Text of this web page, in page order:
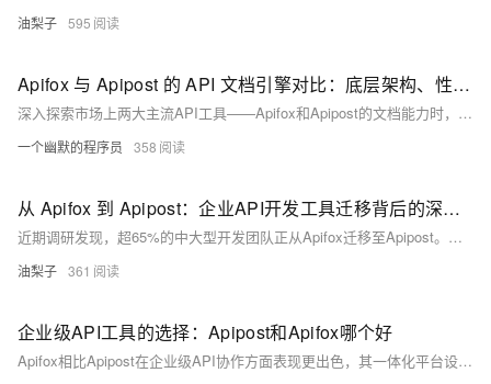
油梨子 595
Apifox 与 Apipost 的 API 文档引擎对比：底层架构、性能与可扩展性分析
深入探索市场上两大主流API工具——Apifox和Apipost的文档能力时，发现了令人惊讶的差距。这不仅仅是功能多寡的问题，更关乎开发效率与团队协作的质变。
一个幽默的程序员 358
从 Apifox 到 Apipost：企业API开发工具迁移背后的深度剖析
近期调研发现，超65%的中大型开发团队正从Apifox迁移至Apipost。本文深入剖析背后原因，揭示Apipost在协作模式、数据管理、AI能力等方面的显著优势，展现其如何通过智能协同与全流程优化，重塑API开发效率与质量，引领行业工具变革趋势。
油梨子 361
企业级API工具的选择：Apipost和Apifox哪个好
Apifox相比Apipost在企业级API协作方面表现更出色，其一体化平台设计有效提升团队协作效率，功能整合度高，支持标准化接口管理，更适合规模化团队和技术协作需求。